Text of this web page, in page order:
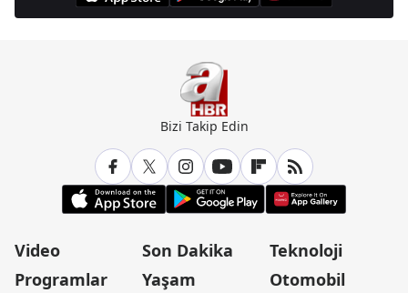
Bizi Takip Edin
Video
Programlar
Son Dakika
Yaşam
Teknoloji
Otomobil